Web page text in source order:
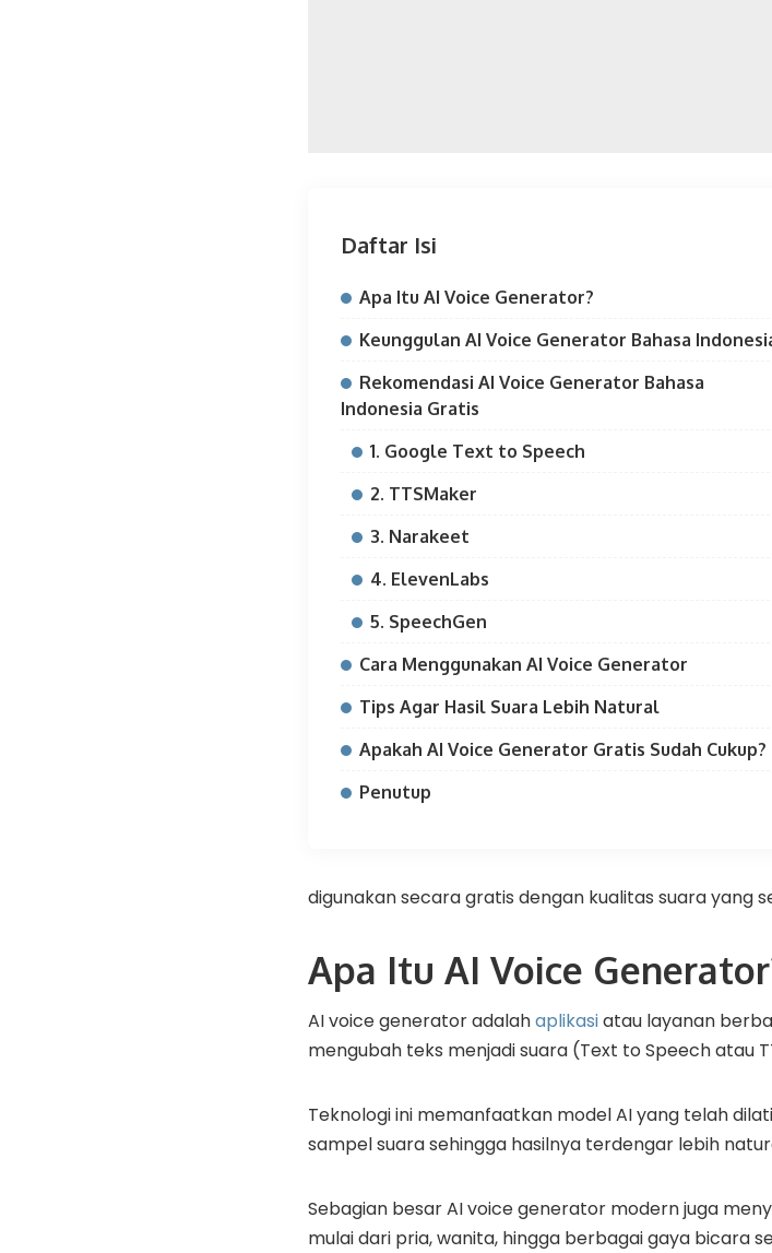
Daftar Isi
Apa Itu AI Voice Generator?
Keunggulan AI Voice Generator Bahasa
Rekomendasi AI Voice Generator Bahasa
Indonesia Gratis
1. Google Text to Speech
2. TTSMaker
3. Narakeet
4. ElevenLabs
5. SpeechGen
Cara Menggunakan AI Voice Generator
Tips Agar Hasil Suara Lebih Natural
Apakah AI Voice Generator Gratis Sudah Cukup?
Penutup
digunakan secara gratis dengan kualitas suara yang
Apa Itu AI Voice
AI voice generator adalahaplikasiatau layanan
mengubah teks menjadi suara (Text to Speech atau
Teknologi ini memanfaatkan model AI yang telah
sampel suara sehingga hasilnya terdengar lebih
Sebagian besar AI voice generator modern juga
mulai dari pria, wanita, hingga berbagai gaya bicara